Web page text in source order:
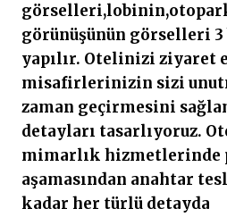
görünüşünün görselleri
yapılır. Otelinizi ziyaret
misafirlerinizin sizi
zaman geçirmesini
detayları tasarlıyoruz.
mimarlık hizmetlerinde
aşamasından anahtar
kadar her türlü detayda